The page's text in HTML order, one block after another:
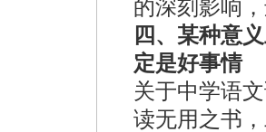
的深刻影响
四、某种意
定是好事情
关于中学语
读无用之书